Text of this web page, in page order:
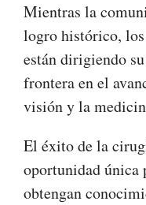
Mientras la
logro histórico, los
están dirigiendo
frontera en el
visión y la
El éxito de la
oportunidad única
obtengan